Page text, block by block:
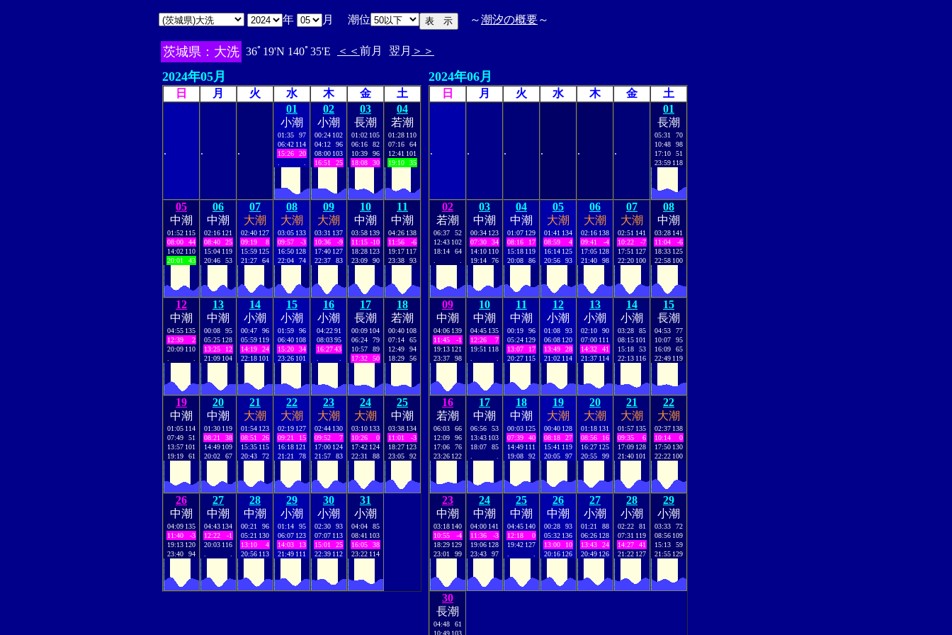
年 月 潮位 ～潮汐の概要～
茨城県：大洗 36ﾟ19'N 140ﾟ35'E ＜＜ 前月 翌月 ＞＞
2024年05月
日 月 火 水 木 金 土
. . .
01
小潮
01:35
97
06:42 114
15:26
20
02
小潮
00:24 102
04:12
96
08:00 103
16:51
25
03
長潮
01:02 105
06:16
82
10:39
96
18:08
30
04
若潮
01:28 110
07:16
64
12:41 101
19:10
35
05
中潮
01:52 115
08:00
44
14:02 110
20:01
43
06
中潮
02:16 121
08:40
25
15:04 119
20:46
53
07
大潮
02:40 127
09:19
8
15:59 125
21:27
64
08
大潮
03:05 133
09:57
-3
16:50 128
22:04
74
09
大潮
03:31 137
10:36
-9
17:40 127
22:37
83
10
中潮
03:58 139
11:15 -10
18:28 123
23:09
90
11
中潮
04:26 138
11:56
-6
19:17 117
23:38
93
12
中潮
04:55 135
12:39
2
20:09 110
13
中潮
00:08
95
05:25 128
13:25
12
21:09 104
14
小潮
00:47
96
05:59 119
14:19
24
22:18 101
15
小潮
01:59
96
06:40 108
15:20
34
23:26 101
16
小潮
04:22 91
08:03 95
16:27 43
17
長潮
00:09 104
06:24
79
10:57
89
17:32
50
18
若潮
00:40 108
07:14
65
12:49
94
18:29
56
19
中潮
01:05 114
07:49
51
13:57 101
19:19
61
20
中潮
01:30 119
08:21
38
14:49 109
20:02
67
21
大潮
01:54 123
08:51
26
15:35 115
20:43
72
22
大潮
02:19 127
09:21
15
16:18 121
21:21
78
23
大潮
02:44 130
09:52
7
17:00 124
21:57
83
24
大潮
03:10 133
10:26
0
17:42 124
22:31
88
25
中潮
03:38 134
11:01
-3
18:27 123
23:05
92
26
中潮
04:09 135
11:40
-3
19:13 120
23:40
94
27
中潮
04:43 134
12:22
-1
20:03 116
28
中潮
00:21
96
05:21 130
13:10
4
20:56 113
29
小潮
01:14
95
06:07 123
14:03
13
21:49 111
30
小潮
02:30
93
07:07 113
15:01
25
22:39 112
31
小潮
04:04
85
08:41 103
16:05
38
23:22 114
2024年06月
日 月 火 水 木 金 土
. . . . . .
01
長潮
05:31
70
10:48
98
17:10
51
23:59 118
02
若潮
06:37
52
12:43 102
18:14
64
03
中潮
00:34 123
07:30
34
14:10 110
19:14
76
04
中潮
01:07 129
08:16
17
15:18 119
20:08
86
05
大潮
01:41 134
08:59
4
16:14 125
20:56
93
06
大潮
02:16 138
09:41
-4
17:05 128
21:40
98
07
大潮
02:51 141
10:22
-7
17:51 127
22:20 100
08
中潮
03:28 141
11:04
-6
18:33 125
22:58 100
09
中潮
04:06 139
11:45
-1
19:13 121
23:37
98
10
中潮
04:45 135
12:26
7
19:51 118
11
中潮
00:19
96
05:24 129
13:07
17
20:27 115
12
小潮
01:08
93
06:08 120
13:49
28
21:02 114
13
小潮
02:10
90
07:00 111
14:32
41
21:37 114
14
小潮
03:28
85
08:15 101
15:18
53
22:13 116
15
長潮
04:53
77
10:07
95
16:09
65
22:49 119
16
若潮
06:03
66
12:09
96
17:06
76
23:26 122
17
中潮
06:56
53
13:43 103
18:07
85
18
中潮
00:03 125
07:39
40
14:49 111
19:08
92
19
大潮
00:40 128
08:18
27
15:41 119
20:05
97
20
大潮
01:18 131
08:56
16
16:27 125
20:55
99
21
大潮
01:57 135
09:35
6
17:09 128
21:40 101
22
大潮
02:37 138
10:14
0
17:50 130
22:22 100
23
中潮
03:18 140
10:55
-4
18:29 129
23:01
99
24
中潮
04:00 141
11:36
-3
19:06 128
23:43
97
25
中潮
04:45 140
12:18
0
19:42 127
26
中潮
00:28
93
05:32 136
13:00
10
20:16 126
27
小潮
01:21
88
06:26 128
13:43
24
20:49 126
28
小潮
02:22
81
07:31 119
14:27
41
21:22 127
29
小潮
03:33
72
08:56 109
15:13
59
21:55 129
30
長潮
04:48
61
10:49 103